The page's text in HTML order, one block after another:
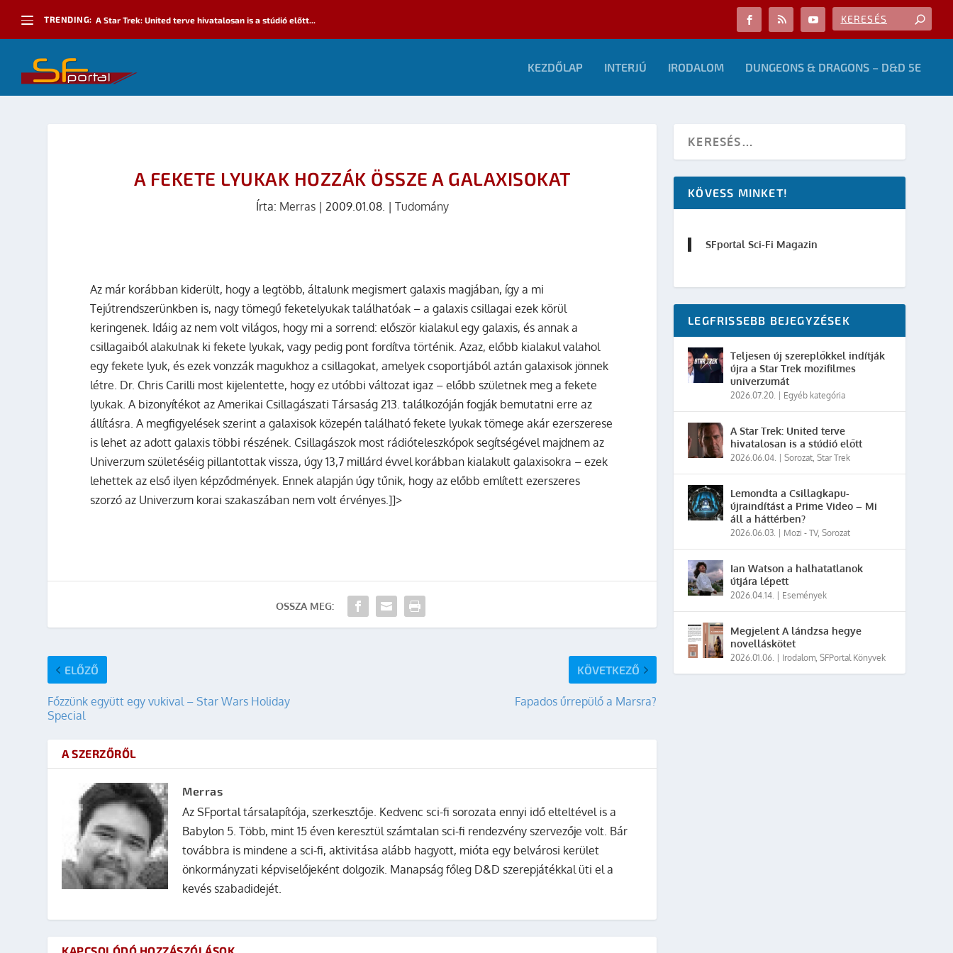
TRENDING: A Star Trek: United terve hivatalosan is a stúdió előtt...
KEZDŐLAP INTERJÚ IRODALOM DUNGEONS & DRAGONS – D&D 5E
A FEKETE LYUKAK HOZZÁK ÖSSZE A GALAXISOKAT
Írta: Merras| 2009.01.08. | Tudomány
Az már korábban kiderült, hogy a legtöbb, általunk megismert galaxis magjában, így a mi
Tejútrendszerünkben is, nagy tömegű feketelyukak találhatóak – a galaxis csillagai ezek körül
keringenek. Idáig az nem volt világos, hogy mi a sorrend: először kialakul egy galaxis, és annak a
csillagaiból alakulnak ki fekete lyukak, vagy pedig pont fordítva történik. Azaz, előbb kialakul valahol
egy fekete lyuk, és ezek vonzzák magukhoz a csillagokat, amelyek csoportjából aztán galaxisok jönnek
létre. Dr. Chris Carilli most kijelentette, hogy ez utóbbi változat igaz – előbb születnek meg a fekete
lyukak. A bizonyítékot az Amerikai Csillagászati Társaság 213. találkozóján fogják bemutatni erre az
állításra. A megfigyelések szerint a galaxisok közepén található fekete lyukak tömege akár ezerszerese
is lehet az adott galaxis többi részének. Csillagászok most rádióteleszkópok segítségével majdnem az
Univerzum születéséig pillantottak vissza, úgy 13,7 millárd évvel korábban kialakult galaxisokra – ezek
lehettek az első ilyen képződmények. Ennek alapján úgy tűnik, hogy az előbb említett ezerszeres
szorzó az Univerzum korai szakaszában nem volt érvényes.]]>
OSSZA MEG:
ELŐZŐ
Főzzünk együtt egy vukival – Star Wars Holiday
Special
KÖVETKEZŐ
Fapados űrrepülő a Marsra?
A SZERZŐRŐL
Merras
Az SFportal társalapítója, szerkesztője. Kedvenc sci-fi sorozata ennyi idő elteltével is a
Babylon 5. Több, mint 15 éven keresztül számtalan sci-fi rendezvény szervezője volt. Bár
továbbra is mindene a sci-fi, aktivitása alább hagyott, mióta egy belvárosi kerület
önkormányzati képviselőjeként dolgozik. Manapság főleg D&D szerepjátékkal üti el a
kevés szabadidejét.
KÖVESS MINKET!
SFportal Sci-Fi Magazin
LEGFRISSEBB BEJEGYZÉSEK
Teljesen új szereplőkkel indítják
újra a Star Trek mozifilmes
univerzumát
2026.07.20. Egyéb kategória
A Star Trek: United terve
hivatalosan is a stúdió előtt
2026.06.04. |Sorozat,Star Trek
Lemondta a Csillagkapu-
újraindítást a Prime Video – Mi
áll a háttérben?
2026.06.03. Mozi - TV,Sorozat
Ian Watson a halhatatlanok
útjára lépett
2026.04.14. Események
Megjelent A lándzsa hegye
novelláskötet
2026.01.06. Irodalom,SFPortal Könyvek